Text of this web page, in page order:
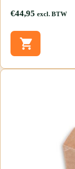
€44,95 excl. BTW